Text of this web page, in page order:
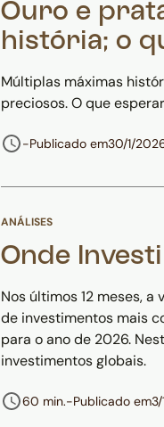
Ouro e
história; o
Múltiplas máximas
preciosos. O que
-Publicado em30/1/
ANÁLISES
Onde
Nos últimos 12 meses,
de investimentos mais
para o ano de 2026.
investimentos globais.
60 min.-Publicado em